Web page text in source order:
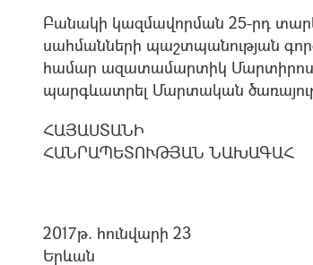
Բանակի կազմավորման 25-րդ
սահմանների պաշտպանության
համար ազատամարտիկ
պարգևատրել Մարտական
ՀԱՅԱՍՏԱՆԻ
ՀԱՆՐԱՊԵՏՈՒԹՅԱՆ ՆԱԽԱԳԱՀ
2017թ. հունվարի 23
Երևան